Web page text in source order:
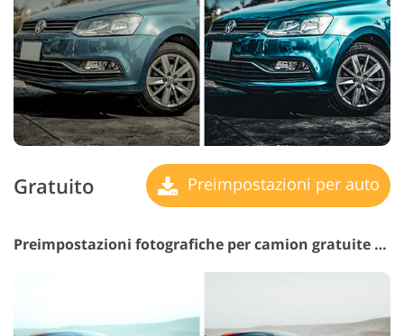
Gratuito Preimpostazioni per auto
Preimpostazioni fotografiche per camion gratuite #18 "Outcast"